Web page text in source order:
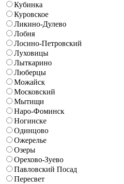
Кубинка
Куровское
Ликино-Дулево
Лобня
Лосино-Петровский
Луховицы
Лыткарино
Люберцы
Можайск
Московский
Мытищи
Наро-Фоминск
Ногинске
Одинцово
Ожерелье
Озеры
Орехово-Зуево
Павловский Посад
Пересвет